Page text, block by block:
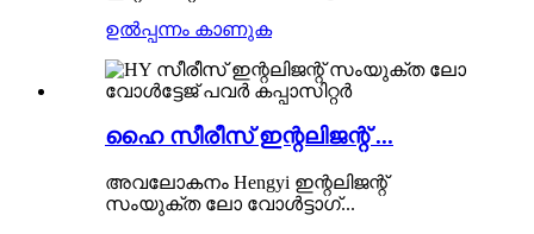
ഉൽപ്പന്നം കാണുക
ഹൈ സീരീസ് ഇന്റലിജന്റ് ...
അവലോകനം Hengyi ഇന്റലിജന്റ്
സംയുക്ത ലോ വോൾട്ടാഗ്...